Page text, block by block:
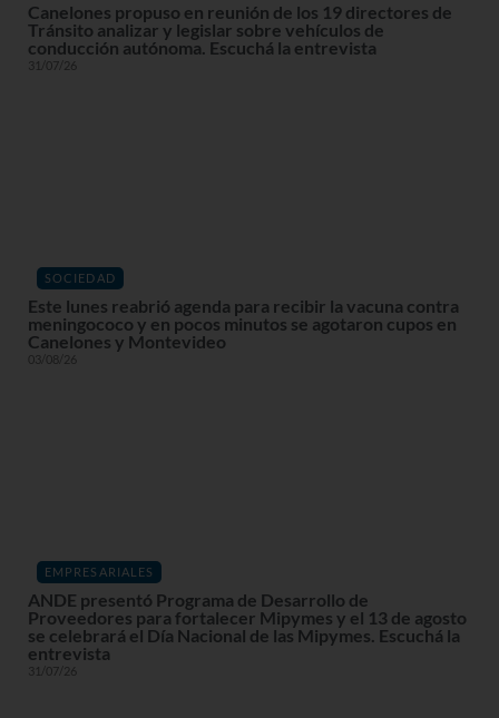
Canelones propuso en reunión de los 19 directores de
Tránsito analizar y legislar sobre vehículos de
conducción autónoma. Escuchá la entrevista
31/07/26
SOCIEDAD
Este lunes reabrió agenda para recibir la vacuna contra
meningococo y en pocos minutos se agotaron cupos en
Canelones y Montevideo
03/08/26
EMPRESARIALES
ANDE presentó Programa de Desarrollo de
Proveedores para fortalecer Mipymes y el 13 de agosto
se celebrará el Día Nacional de las Mipymes. Escuchá la
entrevista
31/07/26